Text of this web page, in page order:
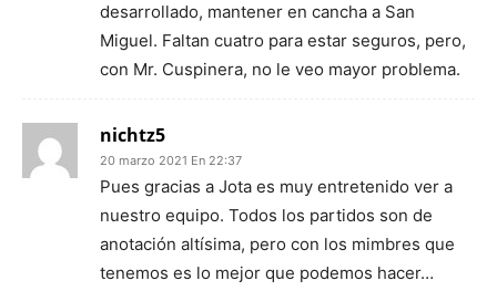
desarrollado, mantener en cancha a San
Miguel. Faltan cuatro para estar seguros, pero,
con Mr. Cuspinera, no le veo mayor problema.
nichtz5
20 marzo 2021 En 22:37
Pues gracias a Jota es muy entretenido ver a
nuestro equipo. Todos los partidos son de
anotación altísima, pero con los mimbres que
tenemos es lo mejor que podemos hacer…